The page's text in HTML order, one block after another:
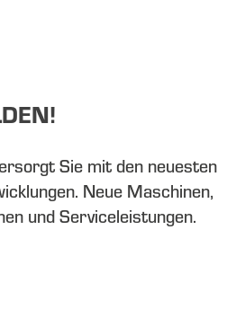
Sie mit den neuesten
Neue Maschinen,
und Serviceleistungen.